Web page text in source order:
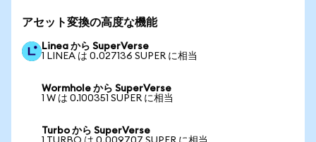
アセット変換の高度な機能
Linea から SuperVerse
1 LINEA は 0.027136 SUPER に相当
Wormhole から SuperVerse
1 W は 0.100351 SUPER に相当
Turbo から SuperVerse